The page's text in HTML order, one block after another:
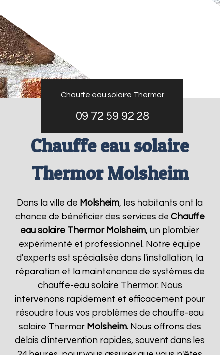
Chauffe eau solaire Thermor
09 72 59 92 28
Chauffe eau solaire
Thermor Molsheim
Dans la ville de Molsheim, les habitants ont la
chance de bénéficier des services de Chauffe
eau solaire Thermor Molsheim, un plombier
expérimenté et professionnel. Notre équipe
d'experts est spécialisée dans l'installation, la
réparation et la maintenance de systèmes de
chauffe-eau solaire Thermor. Nous
intervenons rapidement et efficacement pour
résoudre tous vos problèmes de chauffe-eau
solaire Thermor Molsheim. Nous offrons des
délais d'intervention rapides, souvent dans les